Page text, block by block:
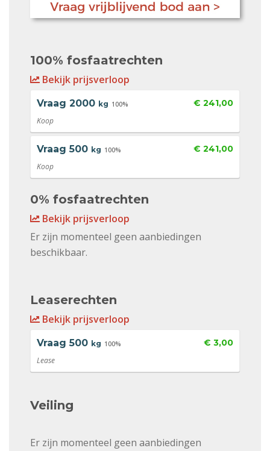
100% fosfaatrechten
Bekijk prijsverloop
Vraag 2000 kg 100% € 241,00
Koop
Vraag 500 kg 100% € 241,00
Koop
0% fosfaatrechten
Bekijk prijsverloop
Er zijn momenteel geen aanbiedingen
beschikbaar.
Leaserechten
Bekijk prijsverloop
Vraag 500 kg 100% € 3,00
Lease
Veiling
Er zijn momenteel geen aanbiedingen